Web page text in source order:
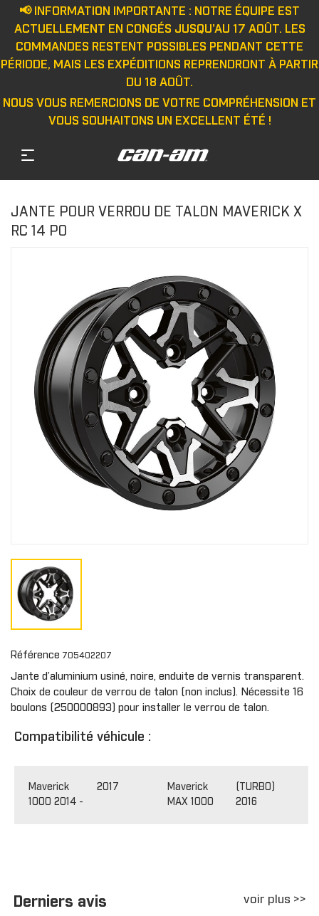
📢 INFORMATION IMPORTANTE : NOTRE ÉQUIPE EST
ACTUELLEMENT EN CONGÉS JUSQU'AU 17 AOÛT. LES
COMMANDES RESTENT POSSIBLES PENDANT CETTE
PÉRIODE, MAIS LES EXPÉDITIONS REPRENDRONT À PARTIR
DU 18 AOÛT.
NOUS VOUS REMERCIONS DE VOTRE COMPRÉHENSION ET
VOUS SOUHAITONS UN EXCELLENT ÉTÉ !
JANTE POUR VERROU DE TALON MAVERICK X
RC 14 PO
Référence 705402207
Jante d’aluminium usiné, noire, enduite de vernis transparent.
Choix de couleur de verrou de talon (non inclus). Nécessite 16
boulons (250000893) pour installer le verrou de talon.
Compatibilité véhicule :
Maverick
1000 2014 -
2017
Maverick
MAX 1000
(TURBO)
2016
Derniers avis voir plus >>